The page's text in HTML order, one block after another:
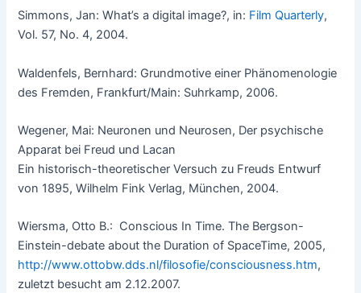
Simmons, Jan: What’s a digital image?, in: Film Quarterly,
Vol. 57, No. 4, 2004.
Waldenfels, Bernhard: Grundmotive einer Phänomenologie
des Fremden, Frankfurt/Main: Suhrkamp, 2006.
Wegener, Mai: Neuronen und Neurosen, Der psychische
Apparat bei Freud und Lacan
Ein historisch-theoretischer Versuch zu Freuds Entwurf
von 1895, Wilhelm Fink Verlag, München, 2004.
Wiersma, Otto B.: Conscious In Time. The Bergson-
Einstein-debate about the Duration of SpaceTime, 2005,
http://www.ottobw.dds.nl/filosofie/consciousness.htm,
zuletzt besucht am 2.12.2007.